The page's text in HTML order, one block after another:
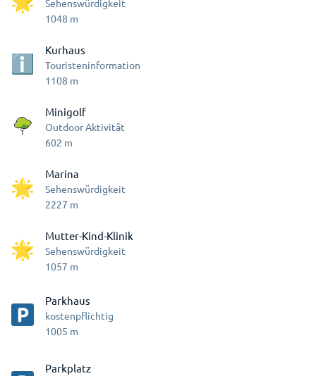
Sehenswürdigkeit
1048 m
Kurhaus
Touristeninformation
1108 m
Minigolf
Outdoor Aktivität
602 m
Marina
Sehenswürdigkeit
2227 m
Mutter-Kind-Klinik
Sehenswürdigkeit
1057 m
Parkhaus
kostenpflichtig
1005 m
Parkplatz